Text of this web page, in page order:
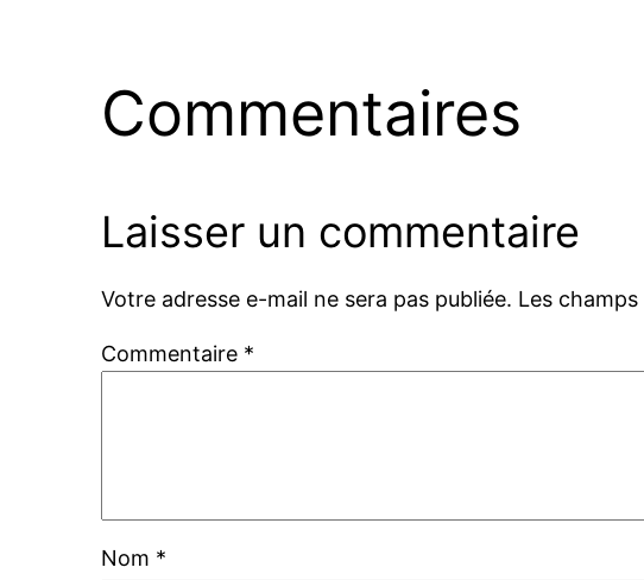
Commentaires
Laisser un commentaire
Votre adresse e-mail ne sera pas publiée. Les
Commentaire *
Nom *